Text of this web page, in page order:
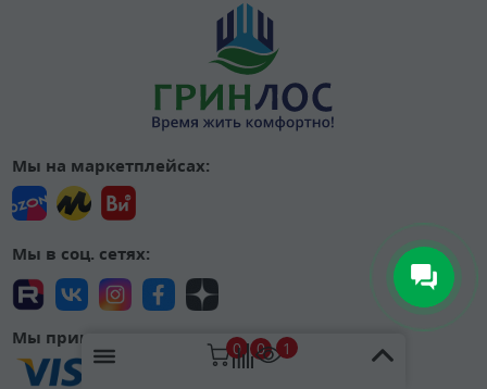
0 0 1
Мы на маркетплейсах:
Мы в соц. сетях:
Мы принимаем: